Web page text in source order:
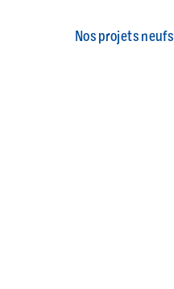
Nos projets neufs